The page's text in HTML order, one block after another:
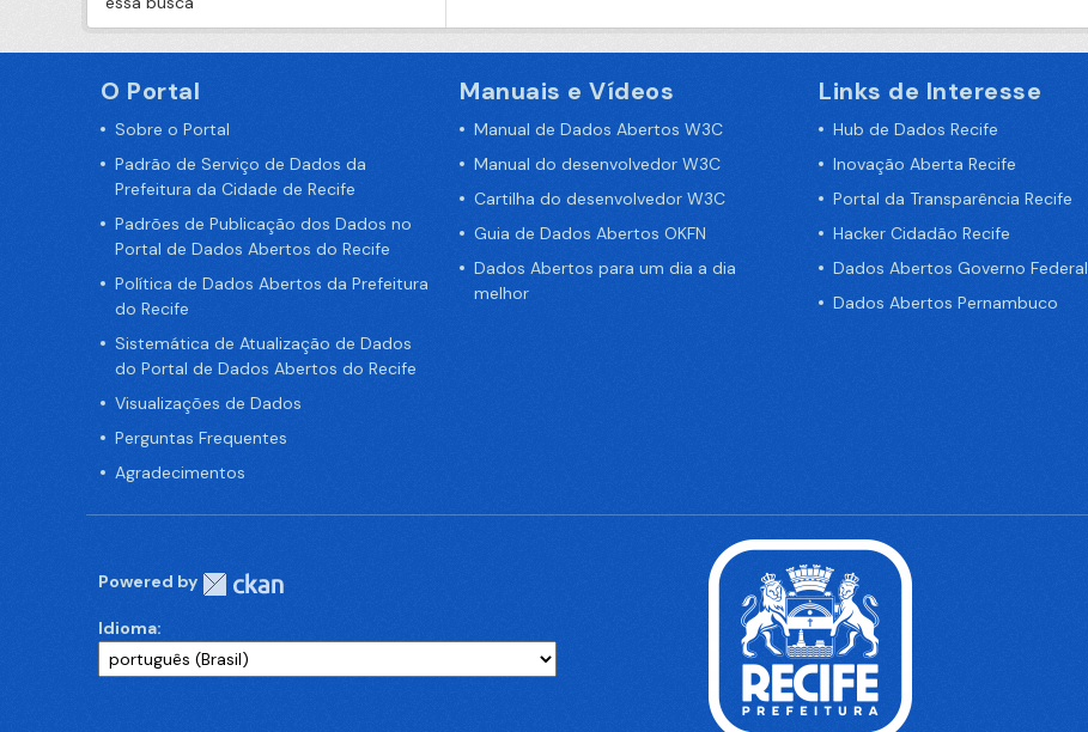
O Portal
Sobre o Portal
Padrão de Serviço de Dados da
Prefeitura da Cidade de Recife
Padrões de Publicação dos Dados no
Portal de Dados Abertos do Recife
Política de Dados Abertos da Prefeitura
do Recife
Sistemática de Atualização de Dados
do Portal de Dados Abertos do Recife
Visualizações de Dados
Perguntas Frequentes
Agradecimentos
Manuais e Vídeos
Manual de Dados Abertos W3C
Manual do desenvolvedor W3C
Cartilha do desenvolvedor W3C
Guia de Dados Abertos OKFN
Dados Abertos para um dia a dia
melhor
Links de Interesse
Hub de Dados Recife
Inovação Aberta Recife
Portal da Transparência Recife
Hacker Cidadão Recife
Dados Abertos Governo Federal
Dados Abertos Pernambuco
Powered by
Idioma